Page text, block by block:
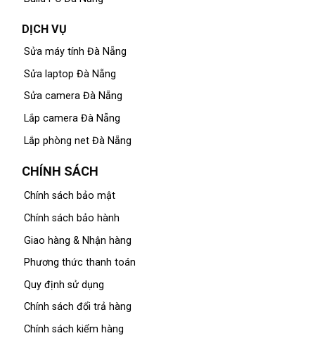
DỊCH VỤ
Sửa máy tính Đà Nẵng
Sửa laptop Đà Nẵng
Sửa camera Đà Nẵng
Lắp camera Đà Nẵng
Lắp phòng net Đà Nẵng
CHÍNH SÁCH
Chính sách bảo mật
Chính sách bảo hành
Giao hàng & Nhận hàng
Phương thức thanh toán
Quy định sử dụng
Chính sách đổi trả hàng
Chính sách kiểm hàng